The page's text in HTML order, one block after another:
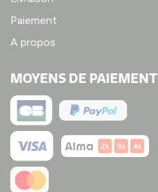
Paiement
A propos
MOYENS DE PAIEMENT